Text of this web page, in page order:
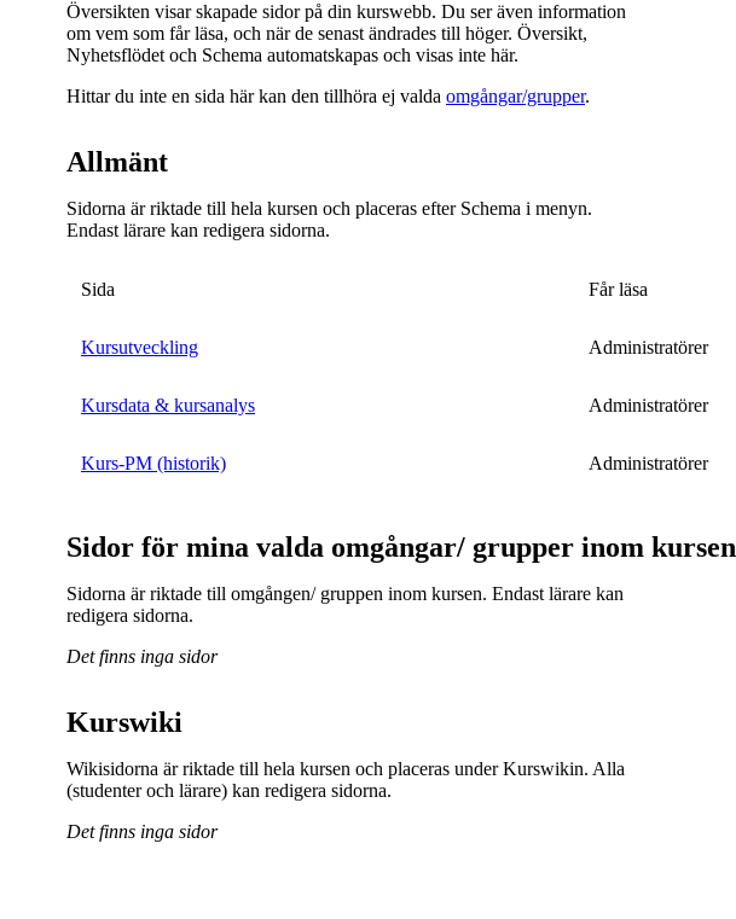
Översikten visar skapade sidor på din kurswebb. Du ser även information
om vem som får läsa, och när de senast ändrades till höger. Översikt,
Nyhetsflödet och Schema automatskapas och visas inte här.
Hittar du inte en sida här kan den tillhöra ej valda omgångar/grupper.
Allmänt
Sidorna är riktade till hela kursen och placeras efter Schema i menyn.
Endast lärare kan redigera sidorna.
Sida Får läsa
Kursutveckling Administratörer
Kursdata & kursanalys Administratörer
Kurs-PM (historik) Administratörer
Sidor för mina valda omgångar/ grupper inom kursen
Sidorna är riktade till omgången/ gruppen inom kursen. Endast lärare kan
redigera sidorna.
Det finns inga sidor
Kurswiki
Wikisidorna är riktade till hela kursen och placeras under Kurswikin. Alla
(studenter och lärare) kan redigera sidorna.
Det finns inga sidor